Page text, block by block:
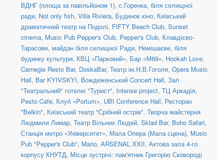
ВДНГ (площа за павільйоном 1), с.Горенка, біля селищної
ради, Not only fish, Villa Riviera, Будинок кіно, Київський
драматичний театр на Подолі, FIFTY Beach Club, Sunset
cinema, Music Pub Pepper's Club, Pepper's Club, Клавдієво-
Тарасове, майдан біля селищної Ради, Немішаєве, біля
будинку культури, КВЦ «Парковий», Бар «М69», Hookah Love,
Carnegie Resto Bar, DoskaBar, Театр ім.Н.В.Гоголя, Opera Music
Hall, Bar KYIVSKYI, Вождеженський Concert Hall, Зал
"Театральний" готелю "Турист", Intense project, ТЦ Аркадія,
Pesto Cafe, Клуб «Portum», UBI Conference Hall, Ресторан
"Belkin", Київський театр "Срібний острів". Творча майстерня
Людмили Лимар, Театр Вільних Людей, Sklad Bar, Boho Safari,
Станція метро «Університет», Мала Опера (Мала сцена), Music
Pub "Pepper's Club", Mario, ARSENAL XXII, Актова зала 4-го
корпусу КНУТД, Місце зустрічі: пам'ятник Григорію Сковороді